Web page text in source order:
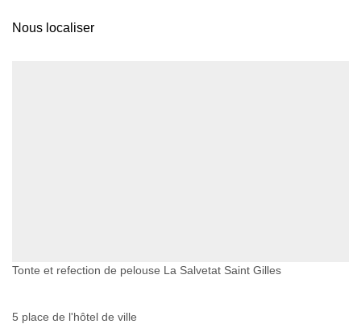
Nous localiser
Tonte et refection de pelouse La Salvetat Saint Gilles
5 place de l'hôtel de ville